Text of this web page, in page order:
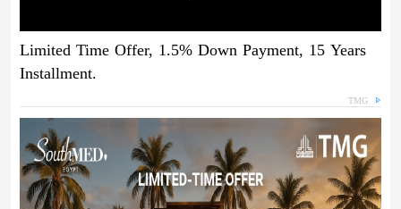
Limited Time Offer, 1.5% Down Payment, 15 Years
Installment.
TMG